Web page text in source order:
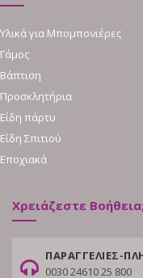
Υλικά για Μπομπονιέρες
Γάμος
Βάπτιση
Προσκλητήρια
Είδη πάρτυ
Είδη Σπιτιού
Εποχιακά
Χρειάζεστε Βοήθεια;
ΠΑΡΑΓΓΕΛΙΕΣ-
0030 24610 25 800